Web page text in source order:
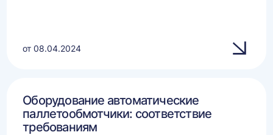
от 08.04.2024
Оборудование автоматические
паллетообмотчики: соответствие
требованиям